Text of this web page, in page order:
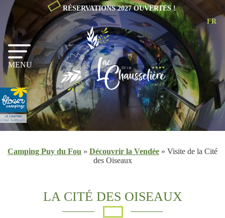
RÉSERVATIONS 2027 OUVERTES !
NL
EN
FR
MENU
Camping Puy du Fou » Découvrir la Vendée » Visite de la Cité
des Oiseaux
LA CITÉ DES OISEAUX